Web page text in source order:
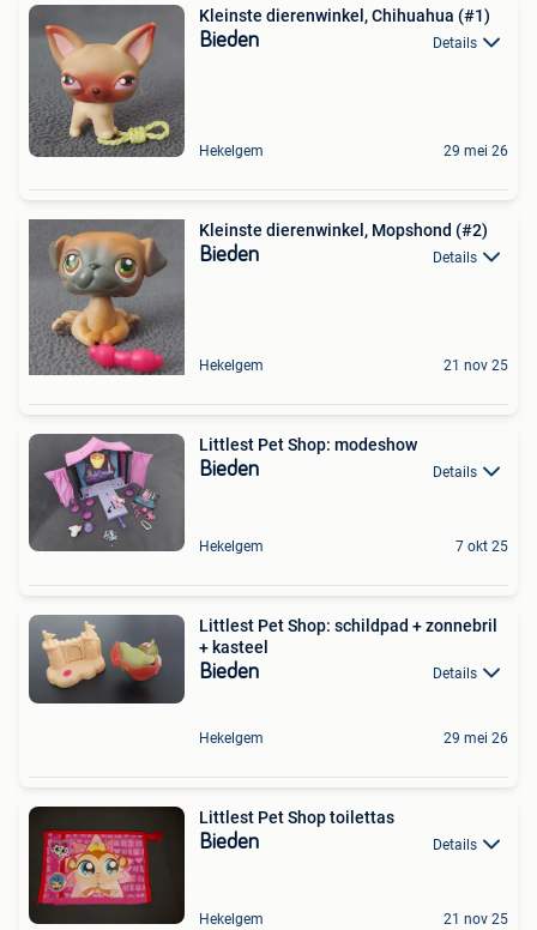
Kleinste dierenwinkel, Chihuahua (#1)
Bieden Details
Hekelgem 29 mei 26
Kleinste dierenwinkel, Mopshond (#2)
Bieden Details
Hekelgem 21 nov 25
Littlest Pet Shop: modeshow
Bieden Details
Hekelgem 7 okt 25
Littlest Pet Shop: schildpad + zonnebril
+ kasteel
Bieden Details
Hekelgem 29 mei 26
Littlest Pet Shop toilettas
Bieden Details
Hekelgem 21 nov 25